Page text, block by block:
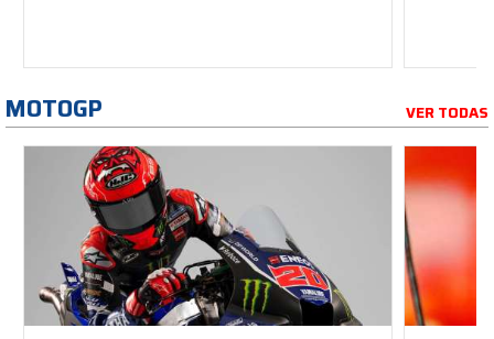
MOTOGP VER TODAS